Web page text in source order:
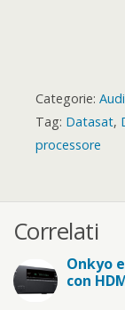
Categorie:
Tag: Datasat,
processore
Correlati
Onkyo
con